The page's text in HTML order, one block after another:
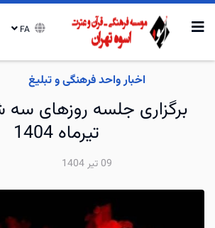
اخبار واحد فرهنگی و تبلیغ
تیرماه 1404
09 تیر 1404